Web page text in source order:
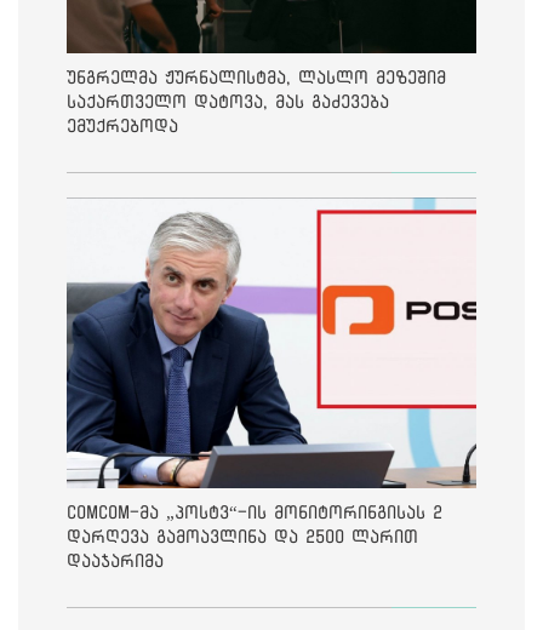
უნგრელმა ჟურნალისტმა, ლასლო მეზეშიმ
საქართველო დატოვა, მას გაძევება
ემუქრებოდა
ComCom-მა „პოსტვ“-ის მონიტორინგისას 2
დარღევა გამოავლინა და 2500 ლარით
დააჯარიმა